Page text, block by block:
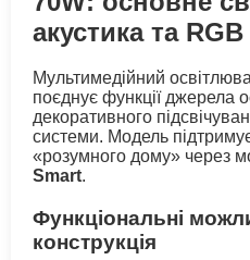
акустика та
Мультимедійний
поєднує функції джерела
декоративного
системи. Модель
«розумного дому» через
Smart.
Функціональні
конструкція